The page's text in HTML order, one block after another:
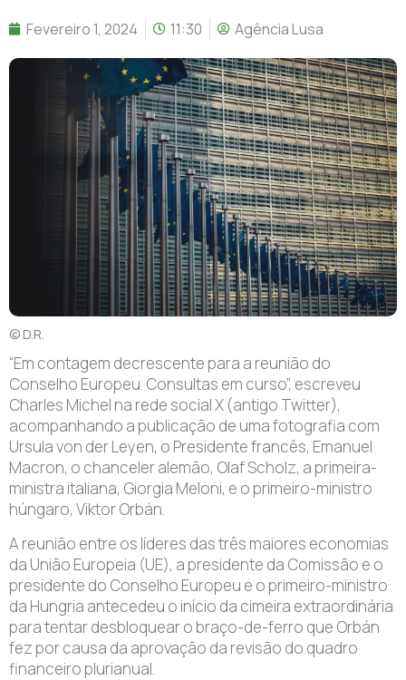
Fevereiro 1, 2024 11:30 Agência Lusa
© D.R.
“Em contagem decrescente para a reunião do
Conselho Europeu. Consultas em curso”, escreveu
Charles Michel na rede social X (antigo Twitter),
acompanhando a publicação de uma fotografia com
Ursula von der Leyen, o Presidente francês, Emanuel
Macron, o chanceler alemão, Olaf Scholz, a primeira-
ministra italiana, Giorgia Meloni, e o primeiro-ministro
húngaro, Viktor Orbán.
A reunião entre os líderes das três maiores economias
da União Europeia (UE), a presidente da Comissão e o
presidente do Conselho Europeu e o primeiro-ministro
da Hungria antecedeu o início da cimeira extraordinária
para tentar desbloquear o braço-de-ferro que Orbán
fez por causa da aprovação da revisão do quadro
financeiro plurianual.